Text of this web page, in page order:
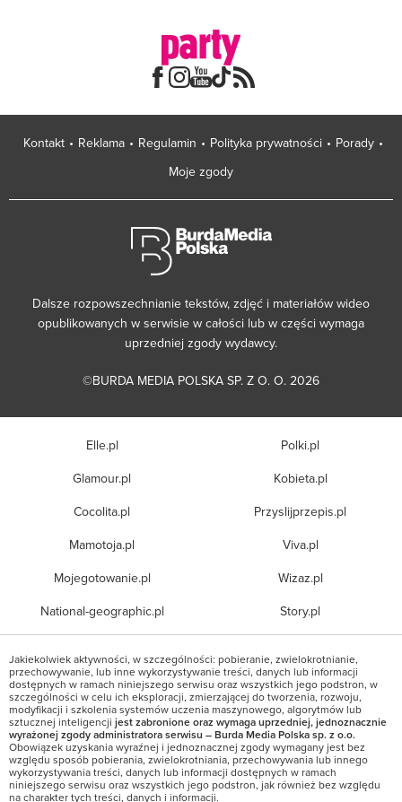
Kontakt Reklama Regulamin Polityka prywatności
Porady
Moje zgody
Dalsze rozpowszechnianie tekstów, zdjęć i materiałów wideo
opublikowanych w serwisie w całości lub w części wymaga
uprzedniej zgody wydawcy.
©BURDA MEDIA POLSKA SP. Z O. O. 2026
Elle.pl
Glamour.pl
Cocolita.pl
Mamotoja.pl
Mojegotowanie.pl
National-geographic.pl
Polki.pl
Kobieta.pl
Przyslijprzepis.pl
Viva.pl
Wizaz.pl
Story.pl
Jakiekolwiek aktywności, w szczególności: pobieranie, zwielokrotnianie,
przechowywanie, lub inne wykorzystywanie treści, danych lub informacji
dostępnych w ramach niniejszego serwisu oraz wszystkich jego podstron, w
szczególności w celu ich eksploracji, zmierzającej do tworzenia, rozwoju,
modyfikacji i szkolenia systemów uczenia maszynowego, algorytmów lub
sztucznej inteligencji jest zabronione oraz wymaga uprzedniej, jednoznacznie
wyrażonej zgody administratora serwisu – Burda Media Polska sp. z o.o.
Obowiązek uzyskania wyraźnej i jednoznacznej zgody wymagany jest bez
względu sposób pobierania, zwielokrotniania, przechowywania lub innego
wykorzystywania treści, danych lub informacji dostępnych w ramach
niniejszego serwisu oraz wszystkich jego podstron, jak również bez względu
na charakter tych treści, danych i informacji.